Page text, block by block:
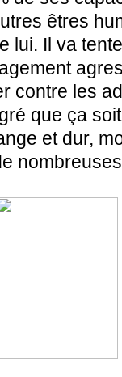
êtres
lui. Il va
contre les
que ça
et dur,